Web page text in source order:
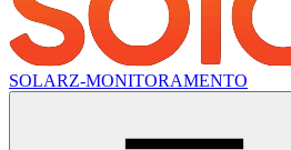
SOLARZ-MONITORAMENTO